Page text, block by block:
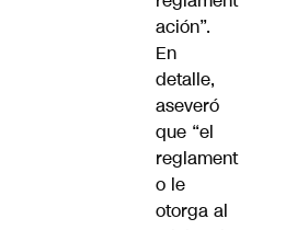
ación”.
En
detalle,
aseveró
que “el
reglament
o le
otorga al